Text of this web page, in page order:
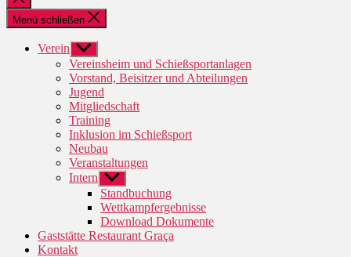
schließen
Menü schließen
Verein Untermenü
anzeigen
Vereinsheim und Schießsportanlagen
Vorstand, Beisitzer und Abteilungen
Jugend
Mitgliedschaft
Training
Inklusion im Schießsport
Neubau
Veranstaltungen
Intern Untermenü
anzeigen
Standbuchung
Wettkampfergebnisse
Download Dokumente
Gaststätte Restaurant Graça
Kontakt